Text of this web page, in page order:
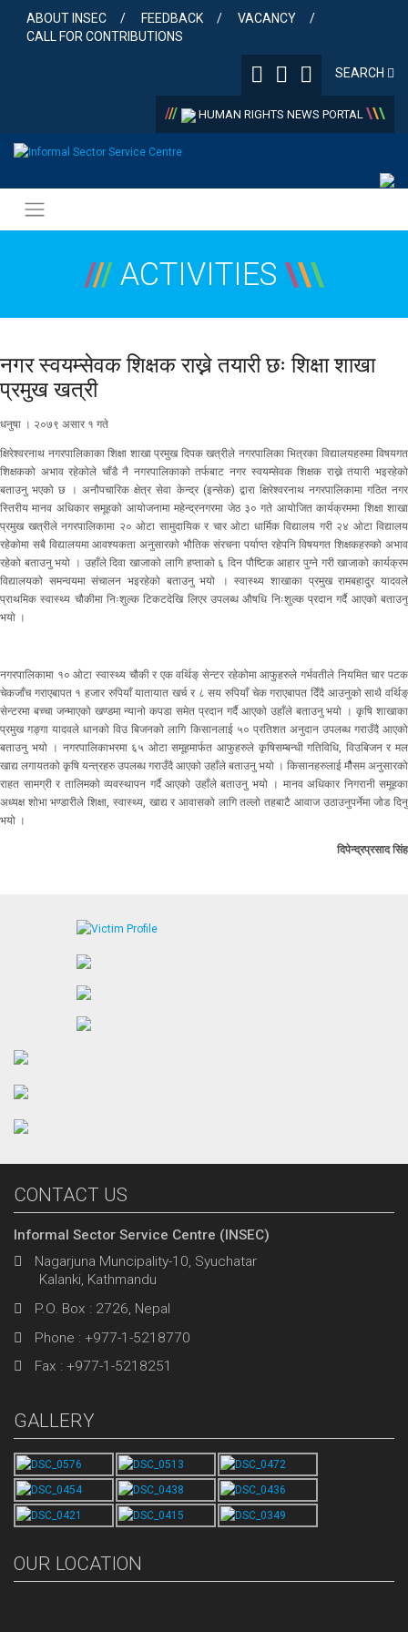
content
ABOUT INSEC FEEDBACK
VACANCY
CALL FOR CONTRIBUTIONS
SEARCH
/// HUMAN RIGHTS NEWS PORTAL \\\
/// ACTIVITIES \\\
नगर स्वयम्सेवक शिक्षक राख्ने तयारी छः शिक्षा शाखा
प्रमुख खत्री
धनुषा । २०७९ असार १ गते
क्षिरेश्वरनाथ नगरपालिकाका शिक्षा शाखा प्रमुख दिपक खत्रीले नगरपालिका भित्रका विद्यालयहरुमा विषयगत
शिक्षकको अभाव रहेकोले चाँडै नै नगरपालिकाको तर्फबाट नगर स्वयम्सेवक शिक्षक राख्ने तयारी भइरहेको
बताउनु भएको छ । अनौपचारिक क्षेत्र सेवा केन्द्र (इन्सेक) द्वारा क्षिरेश्वरनाथ नगरपालिकामा गठित नगर
स्तिरीय मानव अधिकार समूहको आयोजनामा महेन्द्रनगरमा जेठ ३० गते आयोजित कार्यक्रममा शिक्षा शाखा
प्रमुख खत्रीले नगरपालिकामा २० ओटा सामुदायिक र चार ओटा धार्मिक विद्यालय गरी २४ ओटा विद्यालय
रहेकोमा सबै विद्यालयमा आवश्यकता अनुसारको भौतिक संरचना पर्याप्त रहेपनि विषयगत शिक्षकहरुको अभाव
रहेको बताउनु भयो । उहाँले दिवा खाजाको लागि हप्ताको ६ दिन पौष्टिक आहार पुग्ने गरी खाजाको कार्यक्रम
विद्यालयको समन्वयमा संचालन भइरहेको बताउनु भयो । स्वास्थ्य शाखाका प्रमुख रामबहादुर यादवले
प्राथमिक स्वास्थ्य चौकीमा निःशुल्क टिकटदेखि लिएर उपलब्ध औषधि निःशुल्क प्रदान गर्दै आएको बताउनु
भयो ।
नगरपालिकामा १० ओटा स्वास्थ्य चौकी र एक वर्थिङ् सेन्टर रहेकोमा आफुहरुले गर्भवतीले नियमित चार पटक
चेकजाँच गराएबापत १ हजार रुपियाँ यातायात खर्च र ८ सय रुपियाँ चेक गराएबापत दिँदै आउनुको साथै वर्थिङ्
सेन्टरमा बच्चा जन्माएको खण्डमा न्यानो कपडा समेत प्रदान गर्दै आएको उहाँले बताउनु भयो । कृषि शाखाका
प्रमुख गङ्गा यादवले धानको विउ बिजनको लागि किसानलाई ५० प्रतिशत अनुदान उपलब्ध गराउँदै आएको
बताउनु भयो । नगरपालिकाभरमा ६५ ओटा समूहमार्फत आफुहरुले कृषिसम्बन्धी गतिविधि, विउबिजन र मल
खाद्य लगायतको कृषि यन्त्रहरु उपलब्ध गराउँदै आएको उहाँले बताउनु भयो । किसानहरुलाई मौैसम अनुसारको
राहत सामग्री र तालिमको व्यवस्थापन गर्दै आएको उहाँले बताउनु भयो । मानव अधिकार निगरानी समूहका
अध्यक्ष शोभा भण्डारीले शिक्षा, स्वास्थ्य, खाद्य र आवासको लागि तल्लो तहबाटै आवाज उठाउनुपर्नेमा जोड दिनु
भयो ।
दिपेन्द्रप्रसाद सिंह
CONTACT US
Informal Sector Service Centre (INSEC)
Nagarjuna Muncipality-10, Syuchatar
Kalanki, Kathmandu
P.O. Box : 2726, Nepal
Phone : +977-1-5218770
Fax : +977-1-5218251
GALLERY
OUR LOCATION